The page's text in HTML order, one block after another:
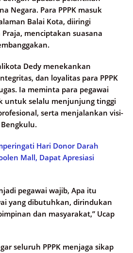
Negara. Para PPPK masuk
Balai Kota, diiringi
menciptakan suasana
Dedy menekankan
dan loyalitas para PPPK
Ia meminta para pegawai
untuk selalu menjunjung tinggi
serta menjalankan visi-
Hari Donor Darah
Mall, Dapat Apresiasi
pegawai wajib, Apa itu
yang dibutuhkan, dirindukan
dan masyarakat,” Ucap
seluruh PPPK menjaga sikap